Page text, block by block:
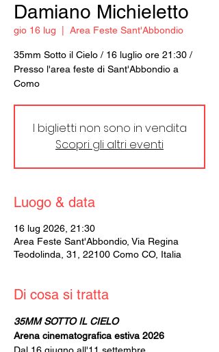
Damiano Michieletto
gio 16 lug Area Feste Sant'Abbondio
35mm Sotto il Cielo / 16 luglio ore 21:30 /
Presso l'area feste di Sant'Abbondio a
Como
I biglietti non sono in vendita
Scopri gli altri eventi
Luogo & data
16 lug 2026, 21:30
Area Feste Sant'Abbondio, Via Regina
Teodolinda, 31, 22100 Como CO, Italia
Di cosa si tratta
35MM SOTTO IL CIELO
Arena cinematografica estiva 2026